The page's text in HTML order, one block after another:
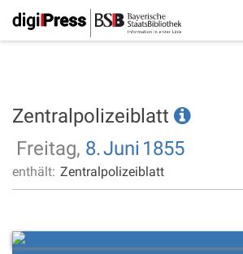
Zentralpolizeiblatt
Freitag, 8.Juni 1855
enthält: Zentralpolizeiblatt